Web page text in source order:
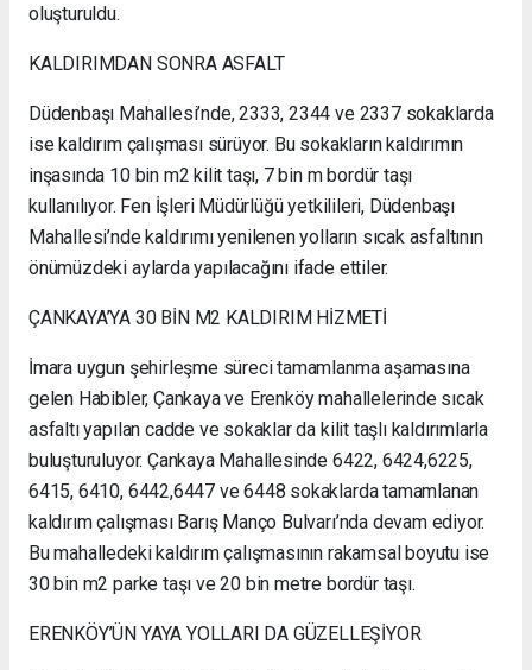
oluşturuldu.
KALDIRIMDAN SONRA ASFALT
Düdenbaşı Mahallesi’nde, 2333, 2344 ve 2337 sokaklarda
ise kaldırım çalışması sürüyor. Bu sokakların kaldırımın
inşasında 10 bin m2 kilit taşı, 7 bin m bordür taşı
kullanılıyor. Fen İşleri Müdürlüğü yetkilileri, Düdenbaşı
Mahallesi’nde kaldırımı yenilenen yolların sıcak asfaltının
önümüzdeki aylarda yapılacağını ifade ettiler.
ÇANKAYA’YA 30 BİN M2 KALDIRIM HİZMETİ
İmara uygun şehirleşme süreci tamamlanma aşamasına
gelen Habibler, Çankaya ve Erenköy mahallelerinde sıcak
asfaltı yapılan cadde ve sokaklar da kilit taşlı kaldırımlarla
buluşturuluyor. Çankaya Mahallesinde 6422, 6424,6225,
6415, 6410, 6442,6447 ve 6448 sokaklarda tamamlanan
kaldırım çalışması Barış Manço Bulvarı’nda devam ediyor.
Bu mahalledeki kaldırım çalışmasının rakamsal boyutu ise
30 bin m2 parke taşı ve 20 bin metre bordür taşı.
ERENKÖY’ÜN YAYA YOLLARI DA GÜZELLEŞİYOR